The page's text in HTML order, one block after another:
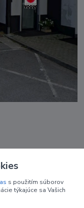
s použitím súborov
týkajúce sa Vašich